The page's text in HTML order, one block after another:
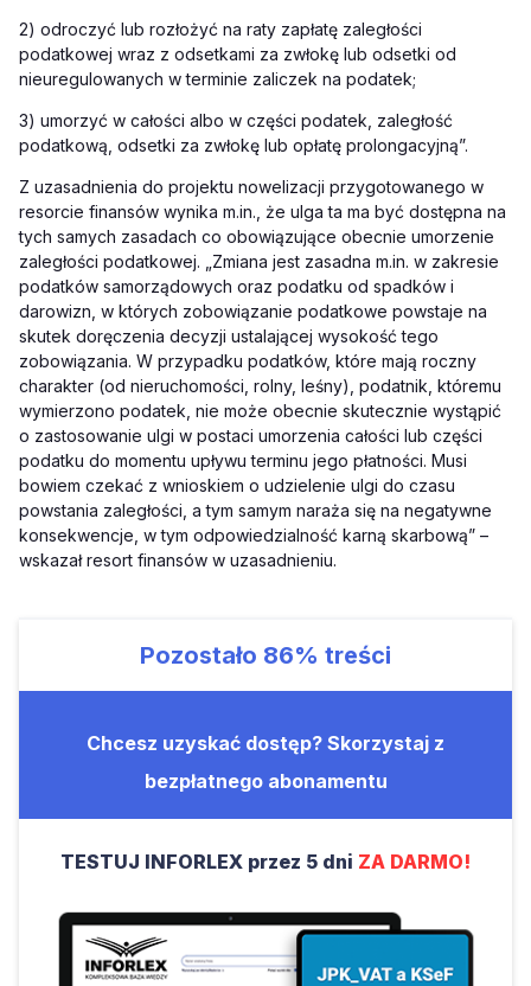
2) odroczyć lub rozłożyć na raty zapłatę zaległości
podatkowej wraz z odsetkami za zwłokę lub odsetki od
nieuregulowanych w terminie zaliczek na podatek;
3) umorzyć w całości albo w części podatek, zaległość
podatkową, odsetki za zwłokę lub opłatę prolongacyjną”.
Z uzasadnienia do projektu nowelizacji przygotowanego w
resorcie finansów wynika m.in., że ulga ta ma być dostępna na
tych samych zasadach co obowiązujące obecnie umorzenie
zaległości podatkowej. „Zmiana jest zasadna m.in. w zakresie
podatków samorządowych oraz podatku od spadków i
darowizn, w których zobowiązanie podatkowe powstaje na
skutek doręczenia decyzji ustalającej wysokość tego
zobowiązania. W przypadku podatków, które mają roczny
charakter (od nieruchomości, rolny, leśny), podatnik, któremu
wymierzono podatek, nie może obecnie skutecznie wystąpić
o zastosowanie ulgi w postaci umorzenia całości lub części
podatku do momentu upływu terminu jego płatności. Musi
bowiem czekać z wnioskiem o udzielenie ulgi do czasu
powstania zaległości, a tym samym naraża się na negatywne
konsekwencje, w tym odpowiedzialność karną skarbową” –
wskazał resort finansów w uzasadnieniu.
Pozostało 86% treści
Chcesz uzyskać dostęp? Skorzystaj z
bezpłatnego abonamentu
TESTUJ INFORLEX przez 5 dni ZA DARMO!